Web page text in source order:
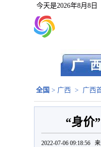
今天是2026年8月8日
全国 > 广西 > 广西
“身价
2022-07-06 09:18:56 来